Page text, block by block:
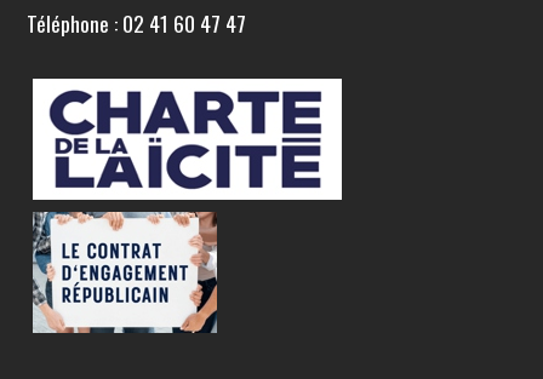
Téléphone : 02 41 60 47 47